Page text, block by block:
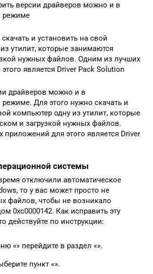
версии драйверов можно и в
режиме
и установить на свой
утилит, которые занимаются
нужных файлов. Одним из лучших
является Driver Pack Solution
драйверов можно и в
Для этого нужно скачать и
компьютер одну из утилит, которые
и загрузкой нужных файлов.
для этого является Driver
системы
отключили автоматическое
то у вас может просто не
файлов, чтобы не возникало
0xc0000142. Как исправить эту
действуйте по инструкции:
«» перейдите в раздел «».
пункт «».